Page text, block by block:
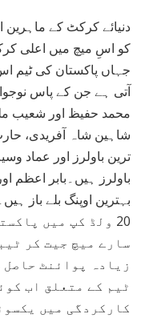
کو اسِ میچ میں اعلی
جہاں پاکستان کی ٹیم
آتی ہے جن کے پاس
محمد حفیظ اور شعیب
شاہین شاہ آفریدی،
ترین باولرز اور عماد
باولرز ہیں۔بابر اعظم
بہترین اوپنگ بلے باز
20 ولڈ کپ میں
سارے میچ جیت کر
زیادہ پوائنٹ
ٹیم کے متعلق اب
کارکردگی میں